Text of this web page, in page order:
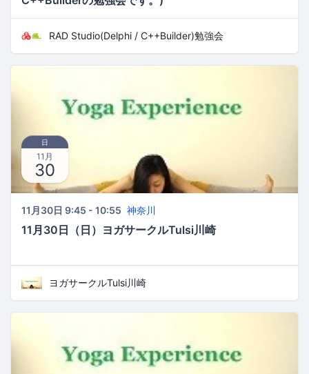
RAD Studio(Delphi / C++Builder)勉強会
日
11月
30
11月30日 9:45 - 10:55 神奈川
11月30日（日）ヨガサークルTulsi川崎
ヨガサークルTulsi川崎